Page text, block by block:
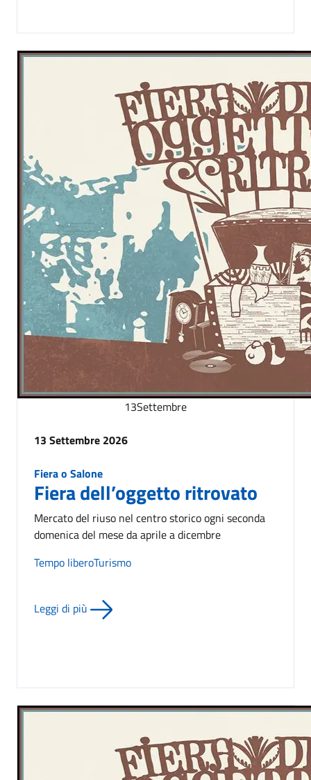
13Settembre
13 Settembre 2026
Fiera o Salone
Fiera dell’oggetto ritrovato
Mercato del riuso nel centro storico ogni seconda
domenica del mese da aprile a dicembre
Tempo liberoTurismo
Leggi di più